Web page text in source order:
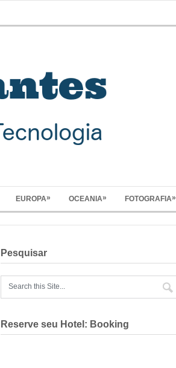
EUROPA» OCEANIA» FOTOGRAFIA»
Pesquisar
Reserve seu Hotel: Booking